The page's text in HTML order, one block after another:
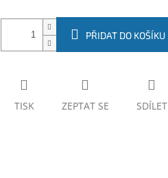
PŘIDAT DO KOŠÍKU
TISK ZEPTAT SE SDÍLET